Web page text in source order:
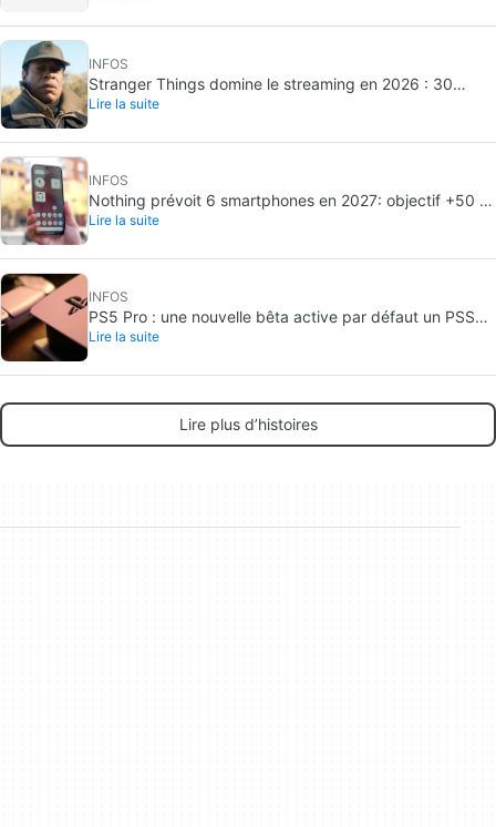
INFOS
Stranger Things domine le streaming en 2026 : 30
milliards de minutes vues
Lire la suite
INFOS
Nothing prévoit 6 smartphones en 2027: objectif +50 %
de livraisons
Lire la suite
INFOS
PS5 Pro : une nouvelle bêta active par défaut un PSSR
amélioré
Lire la suite
Lire plus d’histoires